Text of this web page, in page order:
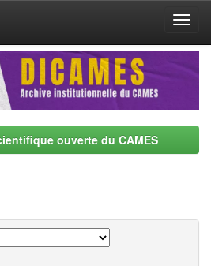
ouverte du CAMES